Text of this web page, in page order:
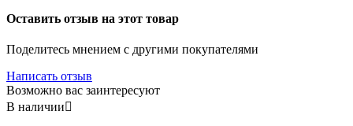
Оставить отзыв на этот товар
Поделитесь мнением с другими покупателями
Написать отзыв
Возможно вас заинтересуют
В наличии